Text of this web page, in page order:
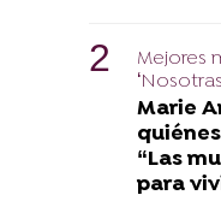
Mejores
Marie
“Las
para